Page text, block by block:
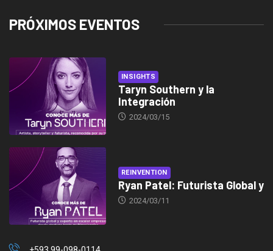
PRÓXIMOS EVENTOS
INSIGHTS
Taryn Southern y la
Integración
2024/03/15
REINVENTION
Ryan Patel: Futurista Global y
2024/03/11